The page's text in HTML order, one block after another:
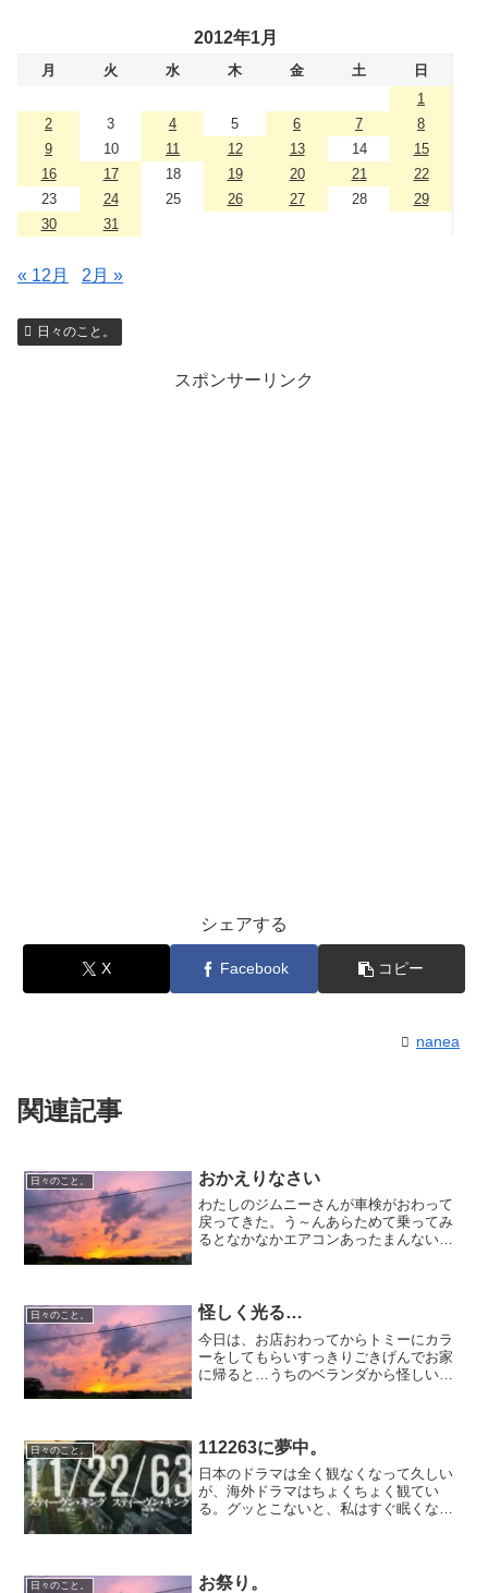
2012年1月
月 火 水 木 金 土
日
1
2
3 4 5 6 7
8
9
10 11 12 13 14
15
16
17 18 19 20 21
22
23
24 25 26 27 28
29
30
31
« 12月 2月 »
日々のこと。
スポンサーリンク
シェアする
X Facebook コピー
nanea
関連記事
日々のこと。 おかえりなさい
わたしのジムニーさんが車検がおわって
戻ってきた。う～んあらためて乗ってみ
るとなかなかエアコンあったまんないし
日々のこと。 怪しく光る…
今日は、お店おわってからトミーにカラ
ーをしてもらいすっきりごきげんでお家
に帰ると…うちのベランダから怪しい青
と思った！
日々のこと。 112263に夢中。
日本のドラマは全く観なくなって久しい
が、海外ドラマはちょくちょく観てい
る。グッとこないと、私はすぐ眠くなっ
に私は夢中…。スティー...
日々のこと。 お祭り。